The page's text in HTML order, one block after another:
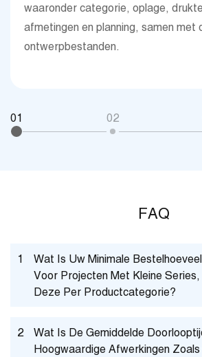
waaronder categorie, oplage,
afmetingen en planning, samen met
ontwerpbestanden.
01 02
FAQ
1
Wat Is Uw Minimale
Voor Projecten Met Kleine
Deze Per Productcategorie?
2
Wat Is De Gemiddelde
Hoogwaardige Afwerkingen